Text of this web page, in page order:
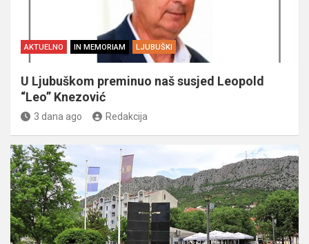
AKTUELNO IN MEMORIAM LJUBUŠKI
U Ljubuškom preminuo naš susjed Leopold
“Leo” Knezović
3 dana ago Redakcija